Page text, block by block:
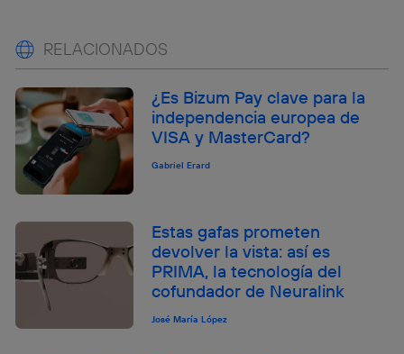
RELACIONADOS
¿Es Bizum Pay clave para la
independencia europea de
VISA y MasterCard?
Gabriel Erard
Estas gafas prometen
devolver la vista: así es
PRIMA, la tecnología del
cofundador de Neuralink
José María López